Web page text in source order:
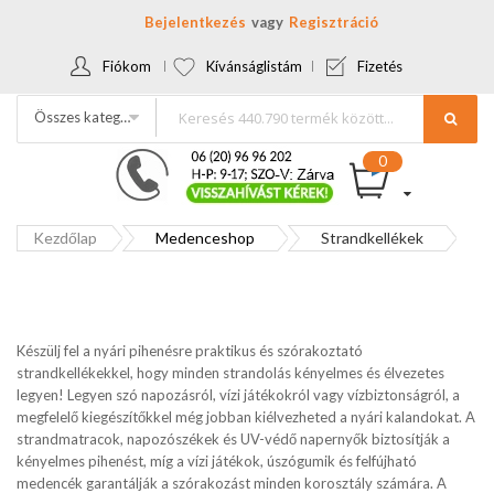
Bejelentkezés Regisztráció
Fiókom Kívánságlistám Fizetés
Összes kategória
Kezdőlap Medenceshop Strandkellékek
Készülj fel a nyári pihenésre praktikus és szórakoztató
strandkellékekkel, hogy minden strandolás kényelmes és élvezetes
legyen! Legyen szó napozásról, vízi játékokról vagy vízbiztonságról, a
megfelelő kiegészítőkkel még jobban kiélvezheted a nyári kalandokat. A
strandmatracok, napozószékek és UV-védő napernyők biztosítják a
kényelmes pihenést, míg a vízi játékok, úszógumik és felfújható
medencék garantálják a szórakozást minden korosztály számára. A